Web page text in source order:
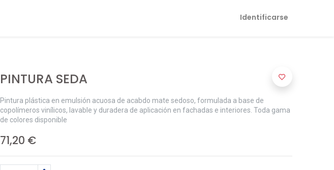
Identificarse
PINTURA SEDA
Pintura plástica en emulsión acuosa de acabdo mate sedoso, formulada a base de
copolímeros vinílicos, lavable y duradera de aplicación en fachadas e interiores. Toda gama
de colores disponible
71,20 €